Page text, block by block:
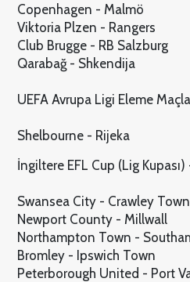
Copenhagen - Malmö
Viktoria Plzen - Rangers
Club Brugge - RB Salzburg
Qarabağ - Shkendija
UEFA Avrupa Ligi Eleme
Shelbourne - Rijeka
İngiltere EFL Cup (Lig
Swansea City - Crawley Town
Newport County - Millwall
Northampton Town -
Bromley - Ipswich Town
Peterborough United - Port